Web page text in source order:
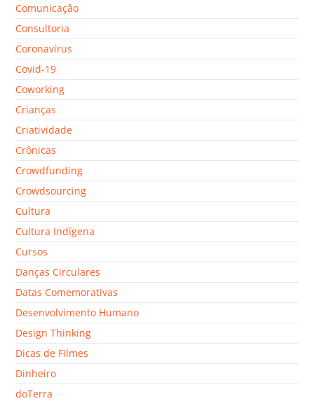
Comunicação
Consultoria
Coronavírus
Covid-19
Coworking
Crianças
Criatividade
Crônicas
Crowdfunding
Crowdsourcing
Cultura
Cultura Indígena
Cursos
Danças Circulares
Datas Comemorativas
Desenvolvimento Humano
Design Thinking
Dicas de Filmes
Dinheiro
doTerra